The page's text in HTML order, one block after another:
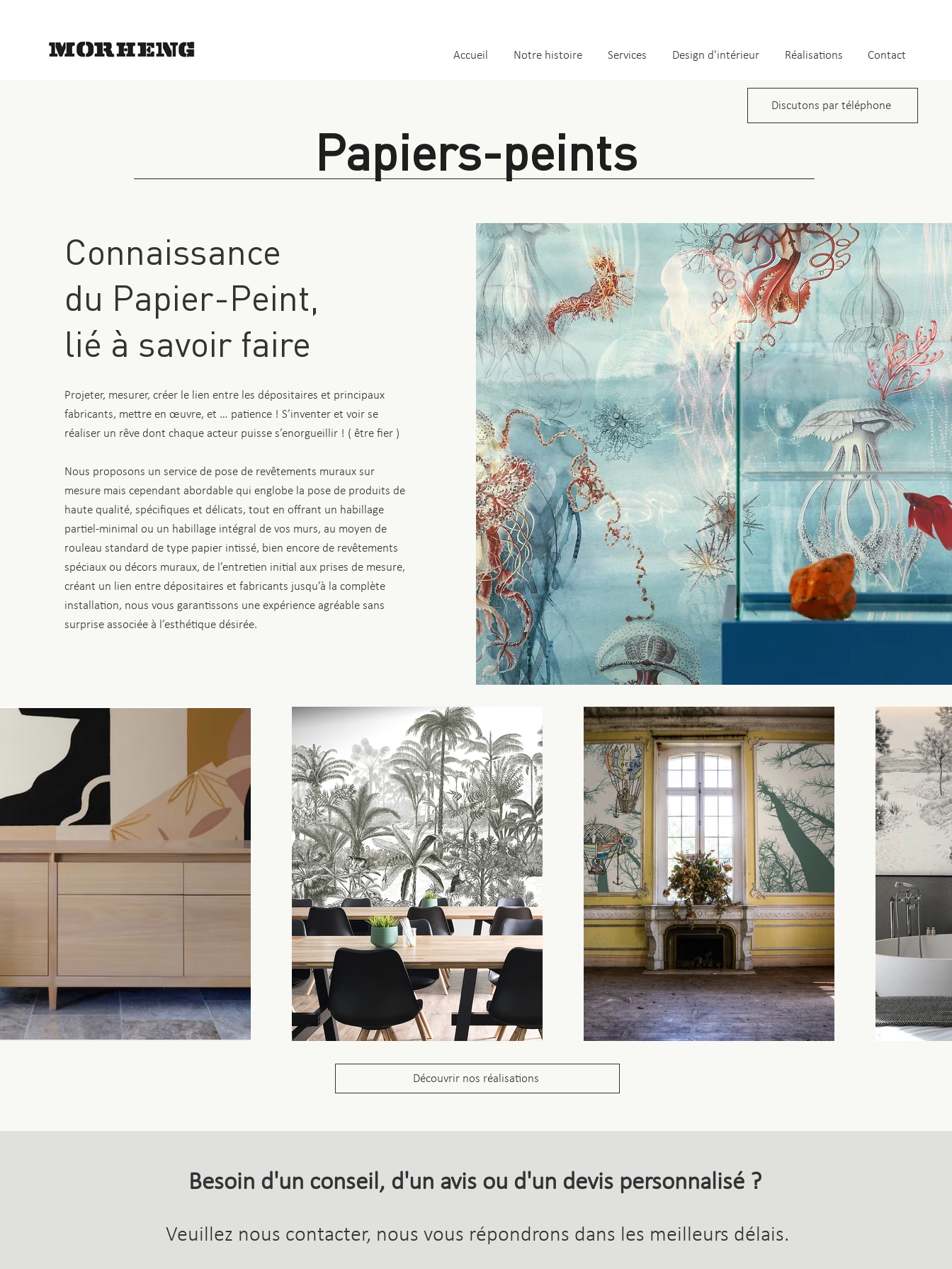
Discutons par téléphone
Accueil Notre histoire Services Design d'intérieur Réalisations Contact
Papiers-peints
Connaissance
du Papier-Peint,
lié à savoir faire
Projeter, mesurer, créer le lien entre les dépositaires et principaux
fabricants, mettre en œuvre, et … patience ! S’inventer et voir se
réaliser un rêve dont chaque acteur puisse s’enorgueillir ! ( être fier )
Nous proposons un service de pose de revêtements muraux sur
mesure mais cependant abordable qui englobe la pose de produits de
haute qualité, spécifiques et délicats, tout en offrant un habillage
partiel-minimal ou un habillage intégral de vos murs, au moyen de
rouleau standard de type papier intissé, bien encore de revêtements
spéciaux ou décors muraux, de l’entretien initial aux prises de mesure,
créant un lien entre dépositaires et fabricants jusqu’à la complète
installation, nous vous garantissons une expérience agréable sans
surprise associée à l’esthétique désirée.
Découvrir nos réalisations
Besoin d'un conseil, d'un avis ou d'un devis personnalisé ?
Veuillez nous contacter, nous vous répondrons dans les meilleurs délais.